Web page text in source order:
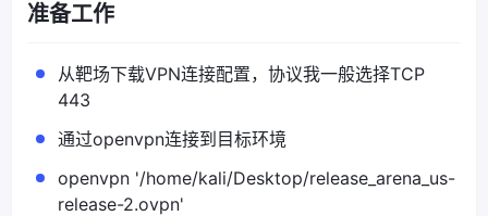
准备工作
从靶场下载VPN连接配置，协议我一般选择TCP
443
通过openvpn连接到目标环境
openvpn '/home/kali/Desktop/release_arena_us-
release-2.ovpn'